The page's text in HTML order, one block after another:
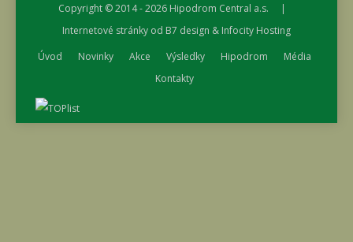
Copyright © 2014 - 2026 Hipodrom Central a.s. |
Internetové stránky od B7 design & Infocity Hosting
Úvod
Novinky Akce Výsledky Hipodrom
Média
Kontakty